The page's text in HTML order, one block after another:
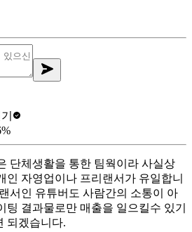
%
단체생활을 통한 팀웍이라 사실상
인 자영업이나 프리랜서가 유일합니
서인 유튜버도 사람간의 소통이 아
팅 결과물로만 매출을 일으킬수 있기
되겠습니다.